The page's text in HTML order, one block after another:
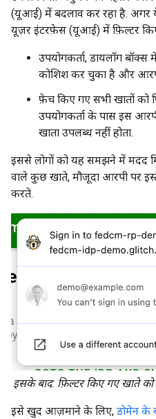
(यूआई) में बदलाव कर रहा है. अगर ये
यूज़र इंटरफ़ेस (यूआई) में फ़िल्टर
उपयोगकर्ता, डायलॉग
कोशिश कर चुका है और
फ़ेच किए गए सभी खातों को
उपयोगकर्ता के पास इस
खाता उपलब्ध नहीं होता.
इससे लोगों को यह समझने में मदद
वाले कुछ खाते, मौजूदा आरपी पर
करते.
इसके बाद: फ़िल्टर किए गए खाते
इसे खुद आज़माने के लिए, डोमेन के